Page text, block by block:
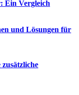
Ein Vergleich
und Lösungen für